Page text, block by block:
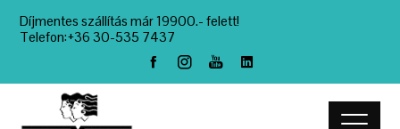
Díjmentes szállítás már 19900.- felett!
Telefon:+36 30-535 7437